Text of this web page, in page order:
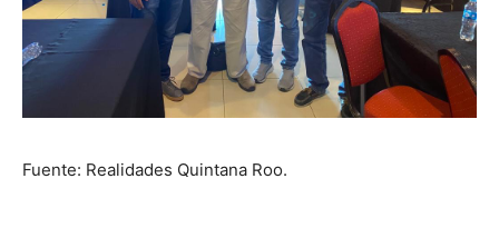
Fuente: Realidades Quintana Roo.